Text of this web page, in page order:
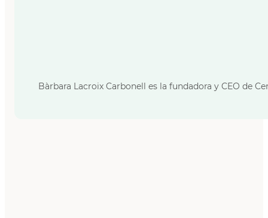
Bàrbara Lacroix Carbonell es la fundadora y CEO de